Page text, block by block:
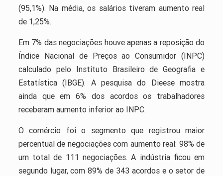
(95,1%). Na média, os salários tiveram aumento real
de 1,25%.
Em 7% das negociações houve apenas a reposição do
Índice Nacional de Preços ao Consumidor (INPC)
calculado pelo Instituto Brasileiro de Geografia e
Estatística (IBGE). A pesquisa do Dieese mostra
ainda que em 6% dos acordos os trabalhadores
receberam aumento inferior ao INPC.
O comércio foi o segmento que registrou maior
percentual de negociações com aumento real: 98% de
um total de 111 negociações. A indústria ficou em
segundo lugar, com 89% de 343 acordos e o setor de